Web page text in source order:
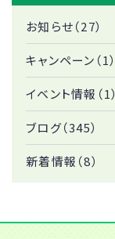
お知らせ（27）
キャンペーン（1）
イベント情報（1）
ブログ（345）
新着情報（8）